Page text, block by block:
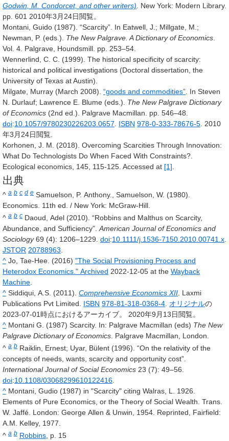
Godwin, M. Condorcet, and other writers). New York: Modern Library.
pp. 601 2010年3月24日閲覧。
Montani, Guido (1987). “Scarcity”. In Eatwell, J.; Millgate, M.;
Newman, P. (eds.). The New Palgrave. A Dictionary of Economics.
Vol. 4. Palgrave, Houndsmill. pp. 253–54.
Wennerlind, C. C. (1999). The historical specificity of scarcity:
historical and political investigations (Doctoral dissertation, the
University of Texas at Austin).
Milgate, Murray (March 2008). “goods and commodities”. In Steven
N. Durlauf; Lawrence E. Blume (eds.). The New Palgrave Dictionary
of Economics (2nd ed.). Palgrave Macmillan. pp. 546–48.
doi:10.1057/9780230226203.0657. ISBN 978-0-333-78676-5. 2010
年3月24日閲覧.
Korhonen, J. M. (2018). Overcoming Scarcities Through Innovation:
What Do Technologists Do When Faced With Constraints?.
Ecological economics, 145, 115-125. Accessed at [1].
出典
^ a b c d e Samuelson, P. Anthony., Samuelson, W. (1980).
Economics. 11th ed. / New York: McGraw-Hill.
^ a b c Daoud, Adel (2010). “Robbins and Malthus on Scarcity,
Abundance, and Sufficiency”.American Journal of Economics and
Sociology 69 (4): 1206–1229. doi:10.1111/j.1536-7150.2010.00741.x.
JSTOR 20788963.
^ Jo, Tae-Hee. (2016) "The Social Provisioning Process and
Heterodox Economics." Archived 2022-12-05 at the Wayback
Machine.
^ Siddiqui, A.S. (2011). Comprehensive Economics XII. Laxmi
Publications Pvt Limited. ISBN 978-81-318-0368-4. オリジナルの
2023-07-01時点におけるアーカイブ。
2020年9月13日閲覧。
^ Montani G. (1987) Scarcity. In: Palgrave Macmillan (eds) The New
Palgrave Dictionary of Economics. Palgrave Macmillan, London.
^ a b Raiklin, Ernest; Uyar, Bülent (1996). “On the relativity of the
concepts of needs, wants, scarcity and opportunity cost”.
International Journal of Social Economics 23 (7): 49–56.
doi:10.1108/03068299610122416.
^ Montani, Gudio (1987) in "Scarcity" citing Walras, L. 1926.
Elements of Pure Economics, or the Theory of Social Wealth. Trans.
W. Jaffé. London: George Allen & Unwin, 1954. Reprinted, Fairfield:
A.M. Kelley, 1977.
^ a b Robbins, p. 15